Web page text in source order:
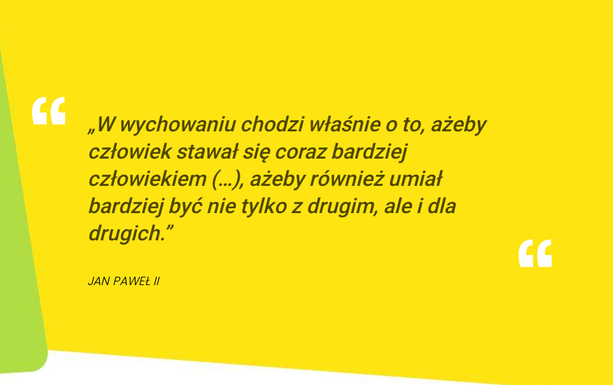
„W wychowaniu chodzi właśnie o to, ażeby
człowiek stawał się coraz bardziej
człowiekiem (…), ażeby również umiał
bardziej być nie tylko z drugim, ale i dla
drugich.”
JAN PAWEŁ II